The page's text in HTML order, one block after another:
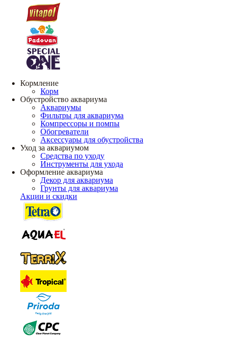
Кормление
Корм
Обустройство аквариума
Аквариумы
Фильтры для аквариума
Компрессоры и помпы
Обогреватели
Аксессуары для обустройства
Уход за аквариумом
Средства по уходу
Инструменты для ухода
Оформление аквариума
Декор для аквариума
Грунты для аквариума
Акции и скидки